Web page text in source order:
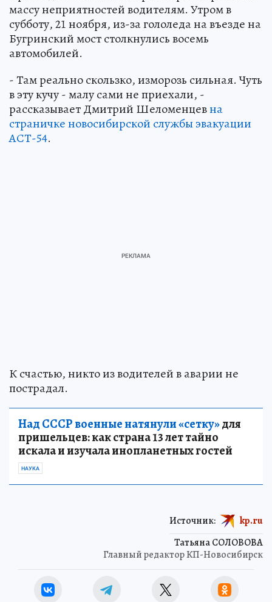
массу неприятностей водителям. Утром в
субботу, 21 ноября, из-за гололеда на въезде на
Бугринский мост столкнулись восемь
автомобилей.
- Там реально скользко, изморозь сильная. Чуть
в эту кучу - малу сами не приехали, -
рассказывает Дмитрий Шеломенцевна
страничке новосибирской службы эвакуации
АСТ-54.
К счастью, никто из водителей в аварии не
пострадал.
Над СССР военные натянули «сетку»для
пришельцев: как страна 13 лет тайно
искала и изучала инопланетных гостей
НАУКА
Татьяна СОЛОВОВА
Главный редактор КП-Новосибирск
Источник: kp.ru